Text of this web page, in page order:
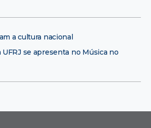
a cultura nacional
se apresenta no Música no